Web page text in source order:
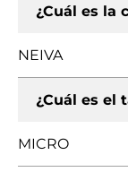
¿Cuál es la
NEIVA
¿Cuál es el
MICRO